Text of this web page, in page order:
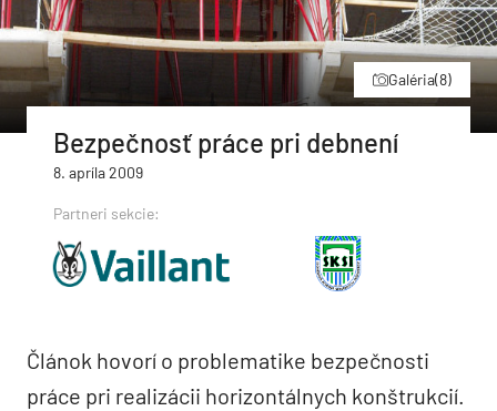
Galéria(8)
Bezpečnosť práce pri debnení
8. apríla 2009
Partneri sekcie:
Článok hovorí o problematike bezpečnosti
práce pri realizácii horizontálnych konštrukcií.